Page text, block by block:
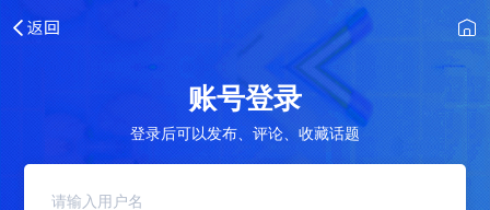
账号登录
登录后可以发布、评论、收藏话题